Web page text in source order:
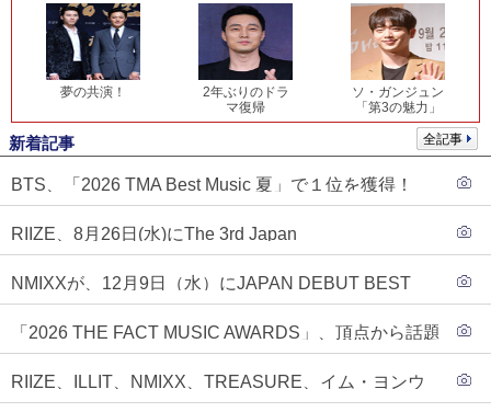
夢の共演！
2年ぶりのドラ
マ復帰
ソ・ガンジュン
「第3の魅力」
全記事
新着記事
BTS、「2026 TMA Best Music 夏」で１位を獲得！
RIIZE、8月26日(水)にThe 3rd Japan
NMIXXが、12月9日（水）にJAPAN DEBUT BEST
もスタート！！
「2026 THE FACT MUSIC AWARDS」、頂点から話題
RIIZE、ILLIT、NMIXX、TREASURE、イム・ヨンウ